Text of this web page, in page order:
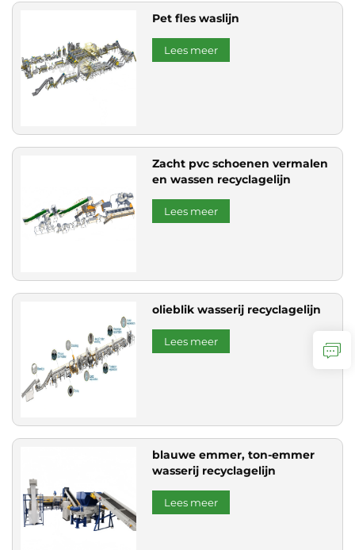
Pet fles waslijn
Lees meer
Zacht pvc schoenen vermalen
en wassen recyclagelijn
Lees meer
olieblik wasserij recyclagelijn
Lees meer
blauwe emmer, ton-emmer
wasserij recyclagelijn
Lees meer